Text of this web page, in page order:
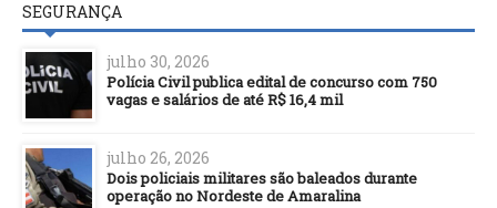
SEGURANÇA
julho 30, 2026
Polícia Civil publica edital de concurso com 750
vagas e salários de até R$ 16,4 mil
julho 26, 2026
Dois policiais militares são baleados durante
operação no Nordeste de Amaralina